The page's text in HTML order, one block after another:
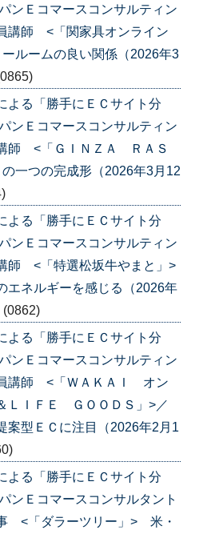
Ｅコマースコンサルティン
講師 <「関家具オンライン
ルームの良い関係（2026年3
よる「勝手にＥＣサイト分
Ｅコマースコンサルティン
師 <「ＧＩＮＺＡ ＲＡＳ
一つの完成形（2026年3月12
よる「勝手にＥＣサイト分
Ｅコマースコンサルティン
師 <「特選松坂牛やまと」>
ネルギーを感じる（2026年
(0862)
よる「勝手にＥＣサイト分
Ｅコマースコンサルティン
講師 <「ＷＡＫＡＩ オン
ＬＩＦＥ ＧＯＯＤＳ」>／
案型ＥＣに注目（2026年2月1
よる「勝手にＥＣサイト分
Ｅコマースコンサルタント
<「ダラーツリー」> 米・